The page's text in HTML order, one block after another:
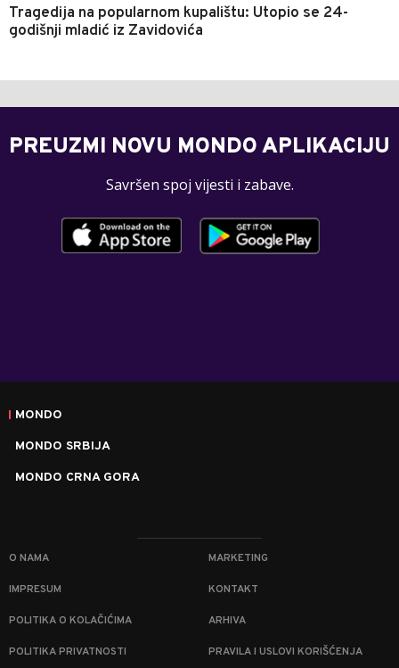
Tragedija na popularnom kupalištu: Utopio se 24-
godišnji mladić iz Zavidovića
PREUZMI NOVU MONDO APLIKACIJU
Savršen spoj vijesti i zabave.
MONDO
MONDO SRBIJA
MONDO CRNA GORA
O NAMA MARKETING
IMPRESUM KONTAKT
POLITIKA O KOLAČIĆIMA ARHIVA
POLITIKA PRIVATNOSTI PRAVILA I USLOVI KORIŠĆENJA